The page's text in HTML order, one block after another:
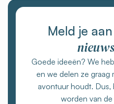
Meld je
Goede ideeën? We
en we delen ze graag
avontuur houdt. Dus,
worden van